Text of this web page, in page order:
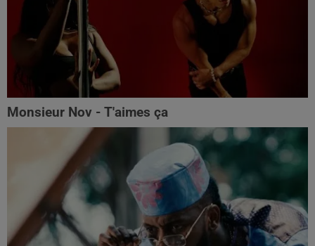
Monsieur Nov - T'aimes ça